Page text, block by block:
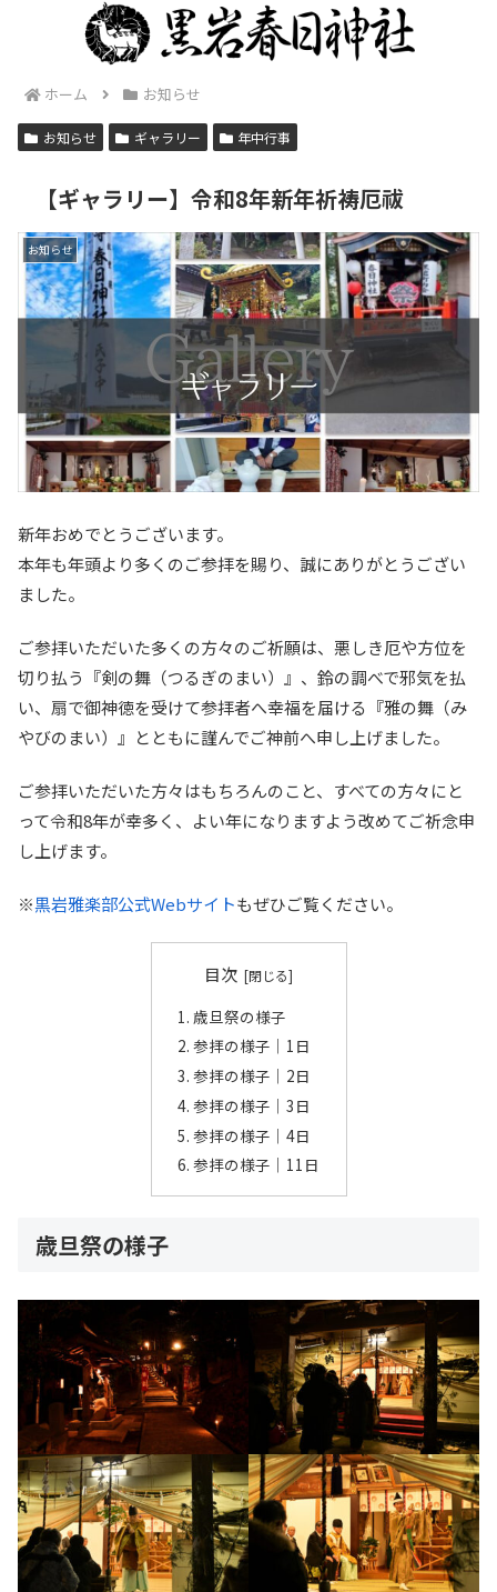
ホーム お知らせ
お知らせ ギャラリー 年中行事
【ギャラリー】令和8年新年祈祷厄祓
お知らせ
新年おめでとうございます。
本年も年頭より多くのご参拝を賜り、誠にありがとうござい
ました。
ご参拝いただいた多くの方々のご祈願は、悪しき厄や方位を
切り払う『剣の舞（つるぎのまい）』、鈴の調べで邪気を払
い、扇で御神徳を受けて参拝者へ幸福を届ける『雅の舞（み
やびのまい）』とともに謹んでご神前へ申し上げました。
ご参拝いただいた方々はもちろんのこと、すべての方々にと
って令和8年が幸多く、よい年になりますよう改めてご祈念申
し上げます。
※黒岩雅楽部公式Webサイトもぜひご覧ください。
目次
歳旦祭の様子
参拝の様子｜1日
参拝の様子｜2日
参拝の様子｜3日
参拝の様子｜4日
参拝の様子｜11日
歳旦祭の様子